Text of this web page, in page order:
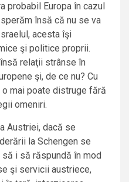
probabil Europa în cazul
însă că nu se va
acesta îşi
şi politice proprii.
relaţii strânse în
şi, de ce nu? Cu
o mai poate distruge fără
omeniri.
Austriei, dacă se
la Schengen se
i să răspundă în mod
şi servicii austriece,